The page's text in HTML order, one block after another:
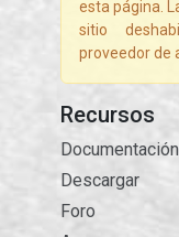
esta página.
sitio
proveedor de
Recursos
Documentación
Descargar
Foro